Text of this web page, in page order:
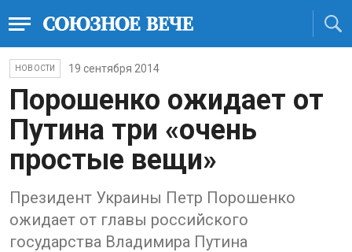
НОВОСТИ 19 сентября 2014
Порошенко ожидает от
Путина три «очень
простые вещи»
Президент Украины Петр Порошенко
ожидает от главы российского
государства Владимира Путина